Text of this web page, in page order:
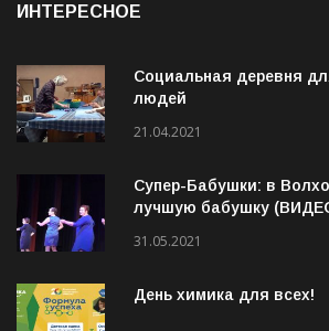
ИНТЕРЕСНОЕ
Социальная деревня
людей
21.04.2021
Супер-Бабушки: в
лучшую бабушку
31.05.2021
День химика для всех!